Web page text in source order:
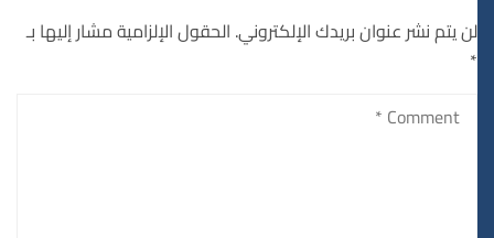
لن يتم نشر عنوان بريدك الإلكتروني.الحقول الإلزامية مشار إليها بـ